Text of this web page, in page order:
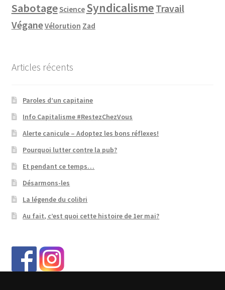
SabotageScience Syndicalisme Travail
VéganeVélorution Zad
Articles récents
Paroles d’un capitaine
Info Capitalisme #RestezChezVous
Alerte canicule – Adoptez les bons réflexes!
Pourquoi lutter contre la pub?
Et pendant ce temps…
Désarmons-les
La légende du colibri
Au fait, c’est quoi cette histoire de 1er mai?